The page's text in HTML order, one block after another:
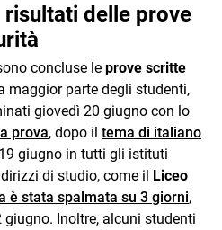
risultati delle prove
concluse le prove scritte
maggior parte degli studenti,
giovedì 20 giugno con lo
prova, dopo il tema di italiano
giugno in tutti gli istituti
di studio, come il Liceo
è stata spalmata su 3 giorni,
Inoltre, alcuni studenti